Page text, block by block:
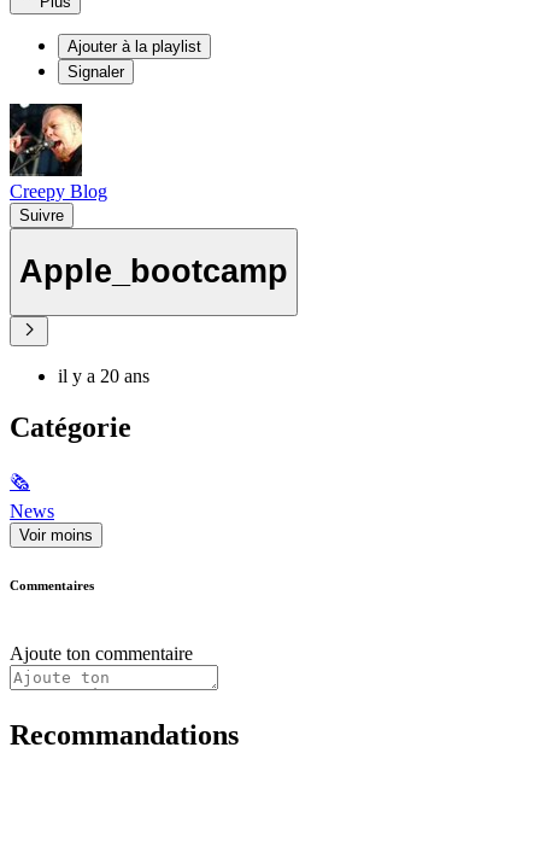
Ajouter à la playlist
Signaler
Creepy Blog
Suivre
Apple_bootcamp
il y a 20 ans
Catégorie
🗞
News
Voir moins
Commentaires
Ajoute ton commentaire
Recommandations